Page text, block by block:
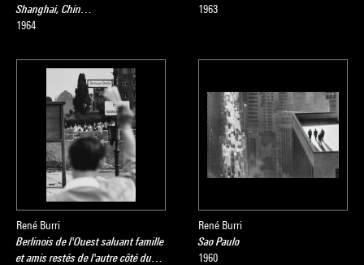
Shanghai, Chin…
1964
1963
René Burri
Berlinois de l'Ouest saluant famille
et amis restés de l'autre côté du…
René Burri
Sao Paulo
1960